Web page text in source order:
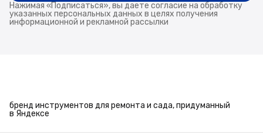
Нажимая «Подписаться», вы даете согласие на обработку
указанных персональных данных в целях получения
информационной и рекламной рассылки
бренд инструментов для ремонта и сада, придуманный
в Яндексе